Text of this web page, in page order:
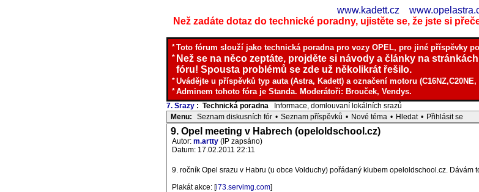
www.kadett.cz
Než zadáte dotaz do technické poradny, ujistěte se, že jste si
*Toto fórum slouží jako technická poradna pro vozy OPEL, pro jiné příspěvky
* Než se na něco zeptáte, projděte si návody a články na
fóru! Spousta problémů se zde už několikrát řešilo.
*Uvádějte u příspěvků typ auta (Astra, Kadett) a označení motoru (C16NZ,C20NE,
*Adminem tohoto fóra je Standa. Moderátoři: Brouček, Vendys.
7. Srazy : Technická poradna Informace, domlouvaní lokálních srazů
Menu: Seznam diskusních fór • Seznam příspěvků • Nové téma • Hledat • Přihlásit se
9. Opel meeting v Habrech (opeloldschool.cz)
Autor: m.artty (IP zapsáno)
Datum: 17.02.2011 22:11
9. ročník Opel srazu v Habru (u obce Volduchy) pořádaný klubem opeloldschool.cz. Dávám
Plakát akce: [i73.servimg.com]